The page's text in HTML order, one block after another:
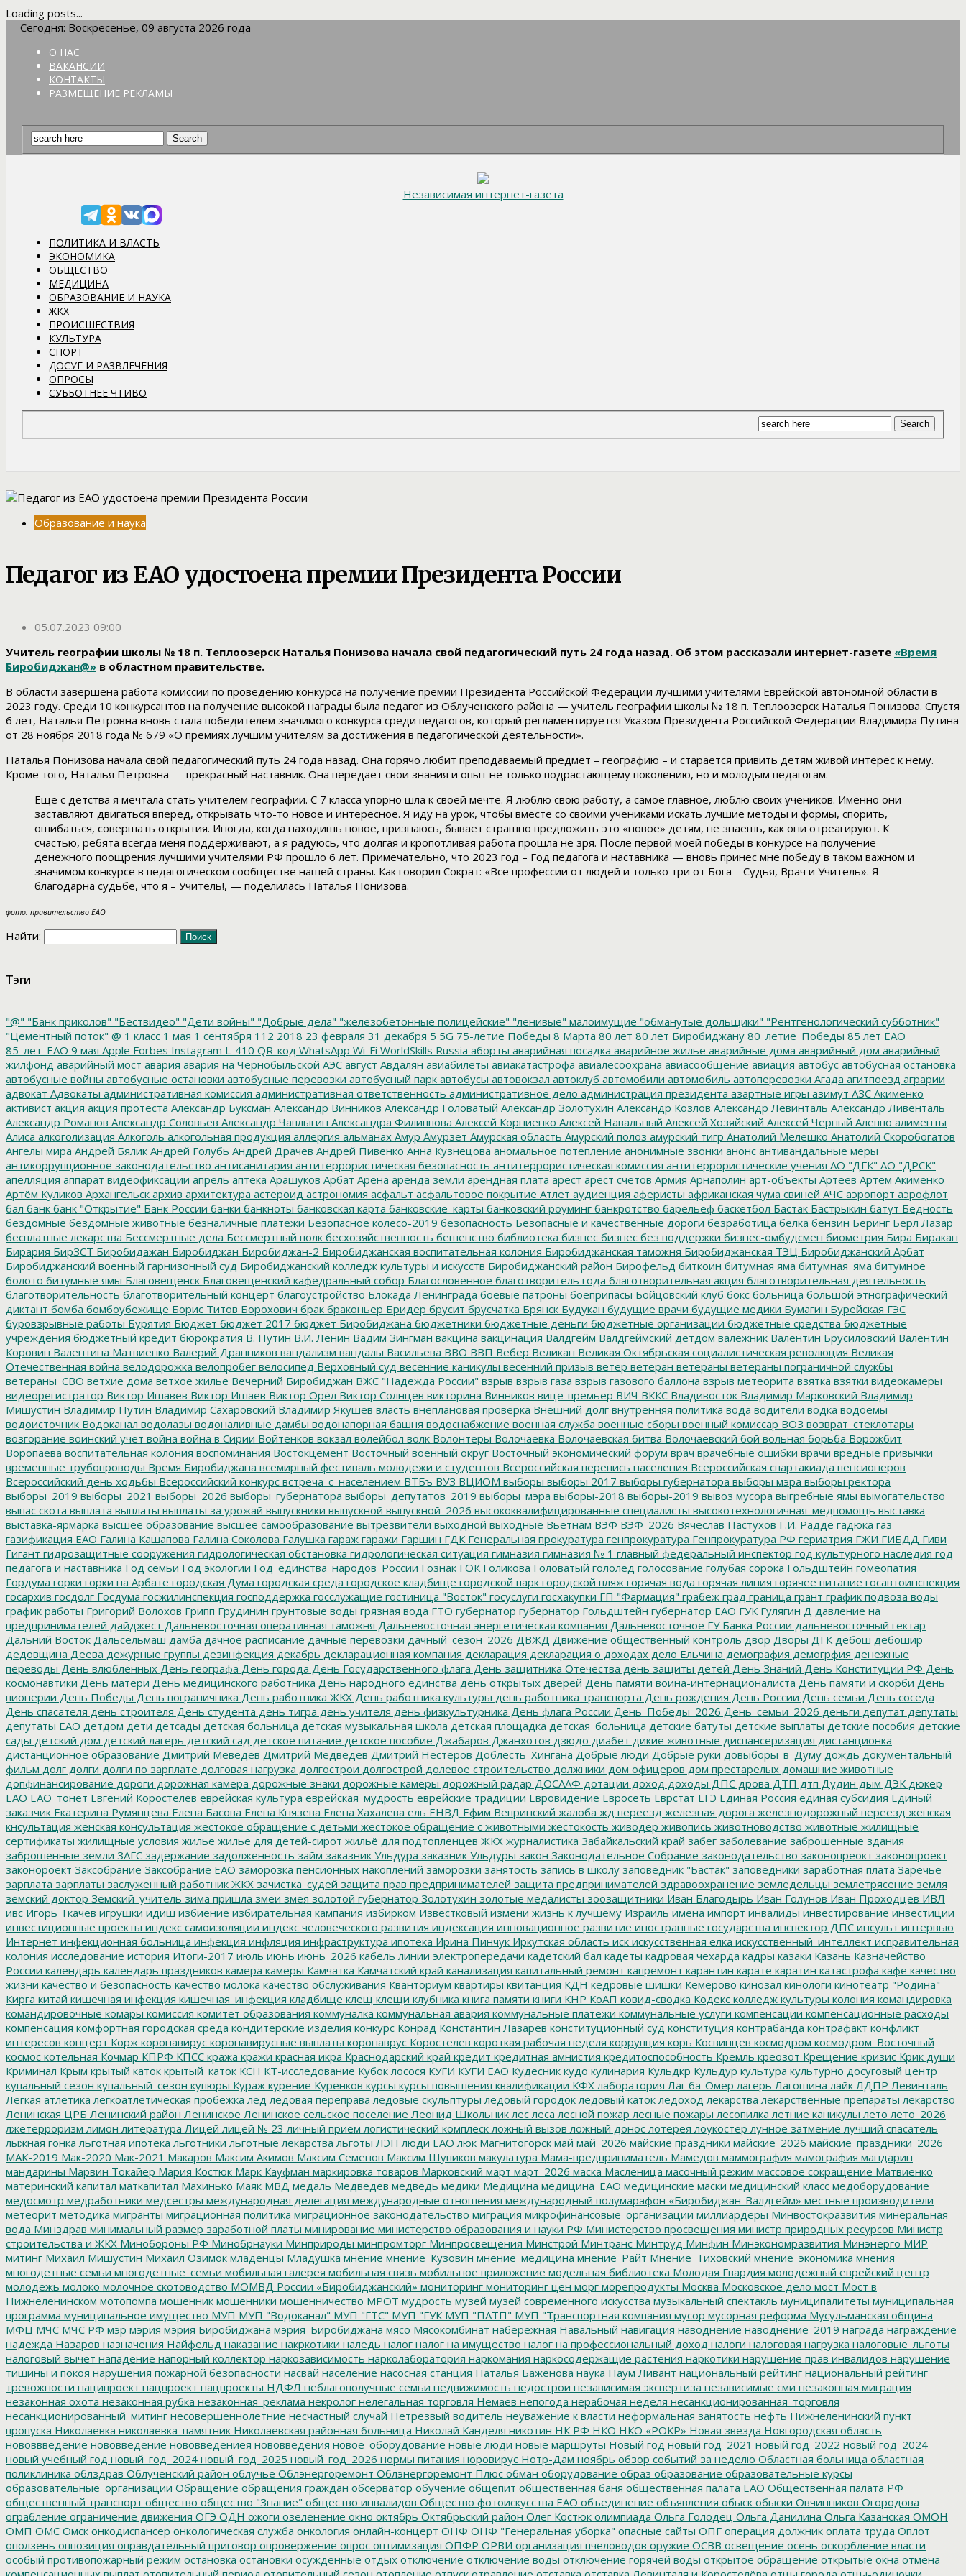
Loading posts...
Сегодня: Воскресенье, 09 августа 2026 года
О НАС
ВАКАНСИИ
КОНТАКТЫ
РАЗМЕЩЕНИЕ РЕКЛАМЫ
Независимая интернет-газета
ПОЛИТИКА И ВЛАСТЬ
ЭКОНОМИКА
ОБЩЕСТВО
МЕДИЦИНА
ОБРАЗОВАНИЕ И НАУКА
ЖКХ
ПРОИСШЕСТВИЯ
КУЛЬТУРА
СПОРТ
ДОСУГ И РАЗВЛЕЧЕНИЯ
ОПРОСЫ
СУББОТНЕЕ ЧТИВО
Образование и наука
Педагог из ЕАО удостоена премии Президента России
05.07.2023 09:00
Учитель географии школы № 18 п. Теплоозерск Наталья Понизова начала свой педагогический путь 24 года назад. Об этом рассказали интернет-газете «Время
Биробиджан@» в областном правительстве.
В области завершена работа комиссии по проведению конкурса на получение премии Президента Российской Федерации лучшими учителями Еврейской автономной области в
2023 году. Среди 10 конкурсантов на получение высокой награды была педагог из Облученского района — учитель географии школы № 18 п. Теплоозерск Наталья Понизова. Спустя
6 лет, Наталья Петровна вновь стала победителем значимого конкурса среди педагогов, который регламентируется Указом Президента Российской Федерации Владимира Путина
от 28 ноября 2018 года № 679 «О премиях лучшим учителям за достижения в педагогической деятельности».
Наталья Понизова начала свой педагогический путь 24 года назад. Она горячо любит преподаваемый предмет – географию – и старается привить детям живой интерес к нему.
Кроме того, Наталья Петровна — прекрасный наставник. Она передает свои знания и опыт не только подрастающему поколению, но и молодым педагогам.
Еще с детства я мечтала стать учителем географии. С 7 класса упорно шла к своей мечте. Я люблю свою работу, а самое главное, люблю своих учеников. Именно они
заставляют двигаться вперед, открывать что-то новое и интересное. Я иду на урок, чтобы вместе со своими учениками искать лучшие методы и формы, спорить,
ошибаться, совершать открытия. Иногда, когда находишь новое, признаюсь, бывает страшно предложить это «новое» детям, не знаешь, как они отреагируют. К
счастью, ребята всегда меня поддерживают, а я радуюсь, что долгая и кропотливая работа прошла не зря. После первой моей победы в конкурсе на получение
денежного поощрения лучшими учителями РФ прошло 6 лет. Примечательно, что 2023 год – Год педагога и наставника — вновь принес мне победу в таком важном и
значимом конкурсе в педагогическом сообществе нашей страны. Как говорил Сократ: «Все профессии от людей и только три от Бога – Судья, Врач и Учитель». Я
благодарна судьбе, что я – Учитель!, — поделилась Наталья Понизова.
фото: правительство ЕАО
Найти:
Тэги
"@" "Банк приколов" "Бествидео" "Дети войны" "Добрые дела" "железобетонные полицейские" "ленивые" малоимущие "обманутые дольщики" "Рентгенологический субботник"
"Цементный поток" @ 1 класс 1 мая 1 сентября 112 2018 23 февраля 31 декабря 5 5G 75-летие Победы 8 Марта 80 лет 80 лет Биробиджану 80_летие_Победы 85 лет ЕАО
85_лет_ЕАО 9 мая Apple Forbes Instagram L-410 QR-код WhatsApp Wi-Fi WorldSkills Russia аборты аварийная посадка аварийное жилье аварийные дома аварийный дом аварийный
жилфонд аварийный мост авария авария на Чернобыльской АЭС август Авдалян авиабилеты авиакатастрофа авиалесоохрана авиасообщение авиация автобус автобусная остановка
автобусные войны автобусные остановки автобусные перевозки автобусный парк автобусы автовокзал автоклуб автомобили автомобиль автоперевозки Агада агитпоезд аграрии
адвокат Адвокаты административная комиссия административная ответственность административное дело администрация президента азартные игры азимут АЗС Акименко
активист акция акция протеста Александр Буксман Александр Винников Александр Головатый Александр Золотухин Александр Козлов Александр Левинталь Александр Ливенталь
Александр Романов Александр Соловьев Александр Чаплыгин Александра Филиппова Алексей Корниенко Алексей Навальный Алексей Хозяйский Алексей Черный Алеппо алименты
Алиса алкоголизация Алкоголь алкогольная продукция аллергия альманах Амур Амурзет Амурская область Амурский полоз амурский тигр Анатолий Мелешко Анатолий Скоробогатов
Ангелы мира Андрей Бялик Андрей Голубь Андрей Драчев Андрей Пивенко Анна Кузнецова аномальное потепление анонимные звонки анонс антивандальные меры
антикоррупционное законодательство антисанитария антитеррористическая безопасность антитеррористическая комиссия антитеррористические учения АО "ДГК" АО "ДРСК"
апелляция аппарат видеофиксации апрель аптека Арашуков Арбат Арена аренда земли арендная плата арест арест счетов Армия Арнаполин арт-объекты Артеев Артём Акименко
Артём Куликов Архангельск архив архитектура астероид астрономия асфальт асфальтовое покрытие Атлет аудиенция аферисты африканская чума свиней АЧС аэропорт аэрофлот
бал банк банк "Открытие" Банк России банки банкноты банковская карта банковские_карты банковский роуминг банкротство барельеф баскетбол Бастак Бастрыкин батут Бедность
бездомные бездомные животные безналичные платежи Безопасное колесо-2019 безопасность Безопасные и качественные дороги безработица белка бензин Беринг Берл Лазар
бесплатные лекарства Бессмертные дела Бессмертный полк бесхозяйственность бешенство библиотека бизнес бизнес без поддержки бизнес-омбудсмен биометрия Бира Биракан
Бирария БирЗСТ Биробидажан Биробиджан Биробиджан-2 Биробиджанская воспитательная колония Биробиджанская таможня Биробиджанская ТЭЦ Биробиджанский Арбат
Биробиджанский военный гарнизонный суд Биробиджанский колледж культуры и искусств Биробиджанский район Бирофельд биткоин битумная яма битумная_яма битумное
болото битумные ямы Благовещенск Благовещенский кафедральный собор Благословенное благотворитель года благотворительная акция благотворительная деятельность
благотворительность благотворительный концерт благоустройство Блокада Ленинграда боевые патроны боеприпасы Бойцовский клуб бокс больница большой этнографический
диктант бомба бомбоубежище Борис Титов Борохович брак браконьер Бридер брусит брусчатка Брянск Будукан будущие врачи будущие медики Бумагин Бурейская ГЭС
буровзрывные работы Бурятия Бюджет бюджет 2017 бюджет Биробиджана бюджетники бюджетные деньги бюджетные организации бюджетные средства бюджетные
учреждения бюджетный кредит бюрократия В. Путин В.И. Ленин Вадим Зингман вакцина вакцинация Валдгейм Валдгеймский детдом валежник Валентин Брусиловский Валентин
Коровин Валентина Матвиенко Валерий Дранников вандализм вандалы Васильева ВВО ВВП Вебер Великан Великая Октябрьская социалистическая революция Великая
Отечественная война велодорожка велопробег велосипед Верховный суд весенние каникулы весенний призыв ветер ветеран ветераны ветераны пограничной службы
ветераны_СВО ветхие дома ветхое жилье Вечерний Биробиджан ВЖС "Надежда России" взрыв взрыв газа взрыв газового баллона взрыв метеорита взятка взятки видеокамеры
видеорегистратор Виктор Ишавев Виктор Ишаев Виктор Орёл Виктор Солнцев викторина Винников вице-премьер ВИЧ ВККС Владивосток Владимир Марковский Владимир
Мишустин Владимир Путин Владимир Сахаровский Владимир Якушев власть внеплановая проверка Внешний долг внутренняя политика вода водители водка водоемы
водоисточник Водоканал водолазы водоналивные дамбы водонапорная башня водоснабжение военная служба военные сборы военный комиссар ВОЗ возврат_стеклотары
возгорание воинский учет война война в Сирии Войтенков вокзал волейбол волк Волонтеры Волочаевка Волочаевская битва Волочаевский бой вольная борьба Ворожбит
Воропаева воспитательная колония воспоминания Востокцемент Восточный военный округ Восточный экономический форум врач врачебные ошибки врачи вредные привычки
временные трубопроводы Время Биробиджана всемирный фестиваль молодежи и студентов Всероссийская перепись населения Всероссийская спартакиада пенсионеров
Всероссийский день ходьбы Всероссийский конкурс встреча_с_населением ВТБъ ВУЗ ВЦИОМ выборы выборы 2017 выборы губернатора выборы мэра выборы ректора
выборы_2019 выборы_2021 выборы_2026 выборы_губернатора выборы_депутатов_2019 выборы_мэра выборы-2018 выборы-2019 вывоз мусора выгребные ямы вымогательство
выпас скота выплата выплаты выплаты за урожай выпускники выпускной выпускной_2026 высококвалифицированные специалисты высокотехнологичная_медпомощь выставка
выставка-ярмарка высшее образование высшее самообразование вытрезвители выходной выходные Вьетнам ВЭФ ВЭФ_2026 Вячеслав Пастухов Г.И. Радде гадюка газ
газификация ЕАО Галина Кашапова Галина Соколова Галушка гараж гаражи Гаршин ГДК Генеральная прокуратура генпрокуратура Генпрокуратура РФ гериатрия ГЖИ ГИБДД Гиви
Гигант гидрозащитные сооружения гидрологическая обстановка гидрологическая ситуация гимназия гимназия № 1 главный федеральный инспектор год культурного наследия год
педагога и наставника Год семьи Год экологии Год_единства_народов_России Гознак ГОК Голикова Головатый гололед голосование голубая сорока Гольдштейн гомеопатия
Гордума горки горки на Арбате городская Дума городская среда городское кладбище городской парк городской пляж горячая вода горячая линия горячее питание госавтоинспекция
госархив госдолг Госдума госжилинспекция господдержка госслужащие гостиница "Восток" госуслуги госхакупки ГП "Фармация" грабеж град граница грант график подвоза воды
график работы Григорий Волохов Грипп Грудинин грунтовые воды грязная вода ГТО губернатор губернатор Гольдштейн губернатор ЕАО ГУК Гулягин Д давление на
предпринимателей дайджест Дальневосточная оперативная таможня Дальневосточная энергетическая компания Дальневосточное ГУ Банка России дальневосточный гектар
Дальний Восток Дальсельмаш дамба дачное расписание дачные перевозки дачный_сезон_2026 ДВЖД Движение общественный контроль двор Дворы ДГК дебош дебошир
дедовщина Деева дежурные группы дезинфекция декабрь декларационная компания декларация декларация о доходах дело Ельчина демография демогрфия денежные
переводы День влюбленных День географа День города День Государственного флага День защитника Отечества день защиты детей День Знаний День Конституции РФ День
космонавтики День матери День медицинского работника День народного единства день открытых дверей День памяти воина-интернационалиста День памяти и скорби День
пионерии День Победы День пограничника День работника ЖКХ День работника культуры день работника транспорта День рождения День России День семьи День соседа
День спасателя день строителя День студента день тигра день учителя день физкультурника День флага России День_Победы_2026 День_семьи_2026 деньги депутат депутаты
депутаты ЕАО детдом дети детсады детская больница детская музыкальная школа детская площадка детская_больница детские батуты детские выплаты детские пособия детские
сады детский дом детский лагерь детский сад детское питание детское пособие Джабаров Джанхотов дзюдо диабет дикие животные диспансеризация дистанционка
дистанционное образование Дмитрий Меведев Дмитрий Медведев Дмитрий Нестеров Доблесть_Хингана Добрые люди Добрые руки довыборы_в_Думу дождь документальный
фильм долг долги долги по зарплате долговая нагрузка долгострои долгострой долевое строительство должники дом офицеров дом престарелых домашние животные
допфинансирование дороги дорожная камера дорожные знаки дорожные камеры дорожный радар ДОСААФ дотации доход доходы ДПС дрова ДТП дтп Дудин дым ДЭК дюкер
ЕАО ЕАО_тонет Евгений Коростелев еврейская культура еврейская_мудрость еврейские традиции Евровидение Евросеть Еврстат ЕГЭ Единая Россия единая субсидия Единый
заказчик Екатерина Румянцева Елена Басова Елена Князева Елена Хахалева ель ЕНВД Ефим Вепринский жалоба жд переезд железная дорога железнодорожный переезд женская
кнсультация женская консультация жестокое обращение с детьми жестокое обращение с животными жестокость живодер живопись животноводство животные жилищные
сертификаты жилищные условия жилье жилье для детей-сирот жильё для подтопленцев ЖКХ журналистика Забайкальский край забег заболевание заброшенные здания
заброшенные земли ЗАГС задержание задолженность займ заказник Ульдура заказник Ульдуры закон Законодательное Собрание законодательство законопреокт законопроект
законороект Заксобрание Заксобрание ЕАО заморозка пенсионных накоплений заморозки занятость запись в школу заповедник "Бастак" заповедники заработная плата Заречье
зарплата зарплаты заслуженный работник ЖКХ зачистка_судей защита прав предпринимателей защита предпринимателей здравоохранение земледельцы землетрясение земля
земский доктор Земский_учитель зима пришла змеи змея золотой губернатор Золотухин золотые медалисты зоозащитники Иван Благодырь Иван Голунов Иван Проходцев ИВЛ
ивс Игорь Ткачев игрушки идиш избиение избирательная кампания избирком Известковый измени жизнь к лучшему Израиль имена импорт инвалиды инвестирование инвестиции
инвестиционные проекты индекс самоизоляции индекс человеческого развития индексация инновационное развитие иностранные государства инспектор ДПС инсульт интервью
Интернет инфекционная больница инфекция инфляция инфраструктура ипотека Ирина Пинчук Иркутская область иск искусственная елка искусственный_интеллект исправительная
колония исследование история Итоги-2017 июль июнь июнь_2026 кабель линии электропередачи кадетский бал кадеты кадровая чехарда кадры казаки Казань Казначейство
России календарь календарь праздников камера камеры Камчатка Камчатский край канализация капитальный ремонт капремонт карантин карате каратин катастрофа кафе качество
жизни качество и безопасность качество молока качество обслуживания Кванториум квартиры квитанция КДН кедровые шишки Кемерово кинозал кинологи кинотеатр "Родина"
Кирга китай кишечная инфекция кишечная_инфекция кладбище клещ клещи клубника книга памяти книги КНР КоАП ковид-сводка Кодекс колледж культуры колония командировка
командировочные комары комиссия комитет образования коммуналка коммунальная авария коммунальные платежи коммунальные услуги компенсации компенсационные расходы
компенсация комфортная городская среда кондитерские изделия конкурс Конрад Константин Лазарев конституционный суд конституция контрабанда контрафакт конфликт
интересов концерт Корж коронавирус коронавирусные выплаты коронаврус Коростелев короткая рабочая неделя коррупция корь Косвинцев космодром космодром_Восточный
космос котельная Кочмар КПРФ КПСС кража кражи красная икра Краснодарский край кредит кредитная амнистия кредитоспособность Кремль креозот Крещение кризис Крик души
Криминал Крым крытый каток крытый_каток КСН КТ-исследование Кубок лосося КУГИ КУГИ ЕАО Кудесник кудо кулинария Кульдкр Кульдур культура культурно досуговый центр
купальный сезон купальный_сезон купюры Кураж курение Куренков курсы курсы повышения квалификации КФХ лаборатория Лаг ба-Омер лагерь Лагошина лайк ЛДПР Левинталь
Легкая атлетика легкоатлетическая пробежка лед ледовая переправа ледовые скульптуры ледовый городок ледовый каток ледоход лекарства лекарственные препараты лекарство
Ленинская ЦРБ Ленинский район Ленинское Ленинское сельское поселение Леонид Школьник лес леса лесной пожар лесные пожары лесопилка летние каникулы лето лето_2026
лжетерроризм лимон литература Лицей лицей № 23 личный прием логистический комплеск ложный вызов ложный донос лотерея лоукостер лунное затмение лучший спасатель
лыжная гонка льготная ипотека льготники льготные лекарства льготы ЛЭП люди ЕАО люк Магнитогорск май май_2026 майские праздники майские_2026 майские_праздники_2026
МАК-2019 Мак-2020 Мак-2021 Макаров Максим Акимов Максим Семенов Максим Шупиков макулатура Мама-предприниматель Мамедов маммография мамография мандарин
мандарины Марвин Токайер Мария Костюк Марк Кауфман маркировка товаров Марковский март март_2026 маска Масленица масочный режим массовое сокращение Матвиенко
материнский капитал маткапитал Махинько Маяк МВД медаль Медведев медведь медики Медицина медицина_ЕАО медицинские маски медицинский класс медоборудование
медосмотр медработники медсестры международная делегация международные отношения международный полумарафон «Биробиджан-Валдгейм» местные производители
метеорит методика мигранты миграционная политика миграционное законодательство миграция микрофинансовые_организации миллиардеры Минвостокразвития минеральная
вода Минздрав минимальный размер заработной платы минирование министерство образования и науки РФ Министерство просвещения министр природных ресурсов Министр
строительства и ЖКХ Минобороны РФ Минобрнауки Минприроды минпромторг Минпросвещения Минстрой Минтранс Минтруд Минфин Минэкономразвития Минэнерго МИР
митинг Михаил Мишустин Михаил Озимок младенцы Младушка мнение мнение_Кузовин мнение_медицина мнение_Райт Мнение_Тиховский мнение_экономика мнения
многодетные семьи многодетные_семьи мобильная галерея мобильная связь мобильное приложение модельная библиотека Молодая Гвардия молодежный еврейский центр
молодежь молоко молочное скотоводство МОМВД России «Биробиджанский» мониторинг мониторинг цен морг морепродукты Москва Московское дело мост Мост в
Нижнеленинском мотопомпа мошенник мошенники мошенничество МРОТ мудрость музей музей современного искусства музыкальный спектакль муниципалитеты муниципальная
программа муниципальное имущество МУП МУП "Водоканал" МУП "ГТС" МУП "ГУК МУП "ПАТП" МУП "Транспортная компания мусор мусорная реформа Мусульманская община
МФЦ МЧС МЧС РФ мэр мэрия мэрия Биробиджана мэрия_Биробиджана мясо Мясокомбинат набережная Навальный навигация наводнение наводнение_2019 награда награждение
надежда Назаров назначения Найфельд наказание накркотики наледь налог налог на имущество налог на профессиональный доход налоги налоговая нагрузка налоговые_льготы
налоговый вычет нападение напорный коллектор наркозависимость нарколаборатория наркомания наркосодержащие растения наркотики нарушение прав инвалидов нарушение
тишины и покоя нарушения пожарной безопасности насвай население насосная станция Наталья Баженова наука Наум Ливант национальный рейтинг национальный рейтинг
тревожности наципроект нацпроект нацпроекты НДФЛ неблагополучные семьи недвижимость недострои независимая экспертиза независимые сми незаконная миграция
незаконная охота незаконная рубка незаконная_реклама некролог нелегальная торговля Немаев непогода нерабочая неделя несанкционированная_торговля
несанкционированный_митинг несовершеннолетние несчастный случай Нетрезвый водитель неуважение к власти неформальная занятость нефть Нижнеленинский пункт
пропуска Николаевка николаевка_памятник Николаевская районная больница Николай Канделя никотин НК РФ НКО НКО «РОКР» Новая звезда Новгородская область
нововвведение нововведение нововведениея нововведения новое_оборудование новые люди новые маршруты Новый год новый год_2021 новый год_2022 новый год_2024
новый учебный год новый_год_2024 новый_год_2025 новый_год_2026 нормы питания норовирус Нотр-Дам ноябрь обзор событий за неделю Областная больница областная
поликлиника облздрав Облученский район облучье Облэнергоремонт Облэнергоремонт Плюс обман оборудование образ образование образовательные курсы
образовательные_организации Обращение обращения граждан обсерватор обучение общепит общественная баня общественная палата ЕАО Общественная палата РФ
общественный транспорт общество общество "Знание" общество инвалидов Общество фотоискусства ЕАО объединение объявления обыск обыски Овчинников Огородова
ограбление ограничение движения ОГЭ ОДН ожоги озеленение окно октябрь Октябрьский район Олег Костюк олимпиада Ольга Голодец Ольга Данилина Ольга Казанская ОМОН
ОМП ОМС Омск онкодиспансер онкологическая служба онкология онлайн-концерт ОНФ ОНФ "Генеральная уборка" опасные сайты ОПГ операция должник оплата труда Оплот
оползень оппозиция оправдательный приговор опровержение опрос оптимизация ОПФР ОРВИ организация пчеловодов оружие ОСВВ освещение осень оскорбление власти
особый противопожарный режим остановка остановки осужденные отдых отключение отключение воды отключение горячей воды открытое обращение открытые окна отмена